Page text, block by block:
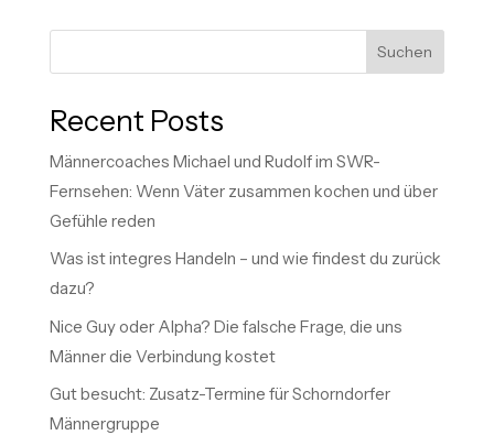
Suchen
Recent Posts
Männercoaches Michael und Rudolf im SWR-
Fernsehen: Wenn Väter zusammen kochen und über
Gefühle reden
Was ist integres Handeln – und wie findest du zurück
dazu?
Nice Guy oder Alpha? Die falsche Frage, die uns
Männer die Verbindung kostet
Gut besucht: Zusatz-Termine für Schorndorfer
Männergruppe